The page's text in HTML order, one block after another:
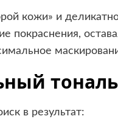
кожи» и
покраснения,
в результат: